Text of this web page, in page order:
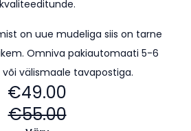
kvaliteeditunde.
on uue mudeliga siis on tarne
Omniva pakiautomaati 5-6
välismaale tavapostiga.
€49.00
€55.00